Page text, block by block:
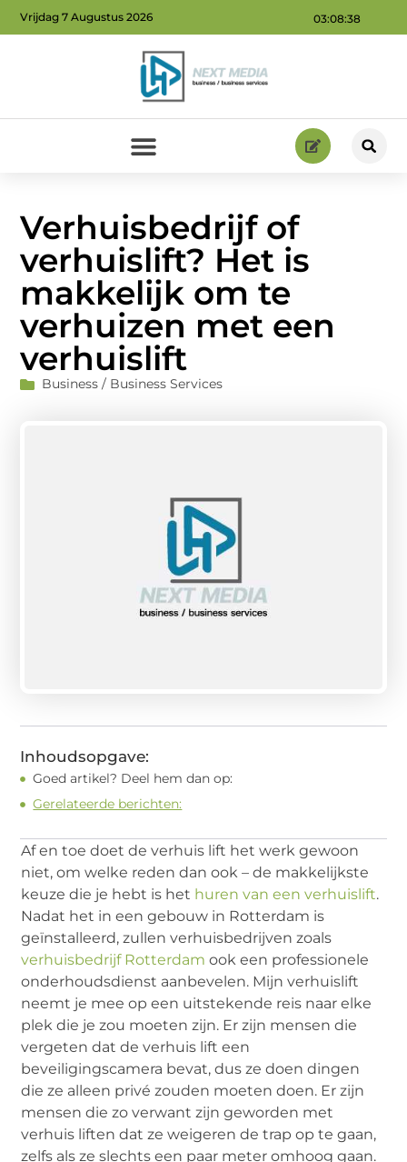
03:08:39
Vrijdag 7 Augustus 2026
Verhuisbedrijf of
verhuislift? Het is
makkelijk om te
verhuizen met een
verhuislift
Business / Business Services
Inhoudsopgave:
Goed artikel? Deel hem dan op:
Gerelateerde berichten:
Af en toe doet de verhuis lift het werk gewoon
niet, om welke reden dan ook – de makkelijkste
keuze die je hebt is het huren van een verhuislift.
Nadat het in een gebouw in Rotterdam is
geïnstalleerd, zullen verhuisbedrijven zoals
verhuisbedrijf Rotterdam ook een professionele
onderhoudsdienst aanbevelen. Mijn verhuislift
neemt je mee op een uitstekende reis naar elke
plek die je zou moeten zijn. Er zijn mensen die
vergeten dat de verhuis lift een
beveiligingscamera bevat, dus ze doen dingen
die ze alleen privé zouden moeten doen. Er zijn
mensen die zo verwant zijn geworden met
verhuis liften dat ze weigeren de trap op te gaan,
zelfs als ze slechts een paar meter omhoog gaan.